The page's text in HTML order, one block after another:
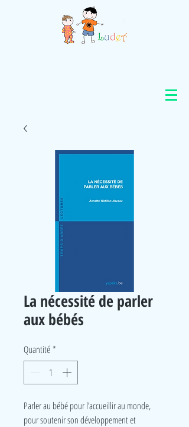
La nécessité de parler
aux bébés
Quantité *
Parler au bébé pour l’accueillir au monde,
pour soutenir son développement et